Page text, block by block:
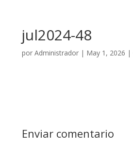
jul2024-48
por Administrador| May 1, 2026 |
Enviar comentario